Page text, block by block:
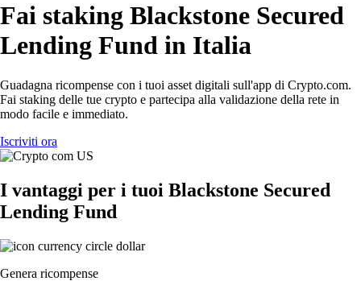
Fai staking Blackstone Secured
Lending Fund in Italia
Guadagna ricompense con i tuoi asset digitali sull'app di Crypto.com.
Fai staking delle tue crypto e partecipa alla validazione della rete in
modo facile e immediato.
Iscriviti ora
I vantaggi per i tuoi Blackstone Secured
Lending Fund
Genera ricompense